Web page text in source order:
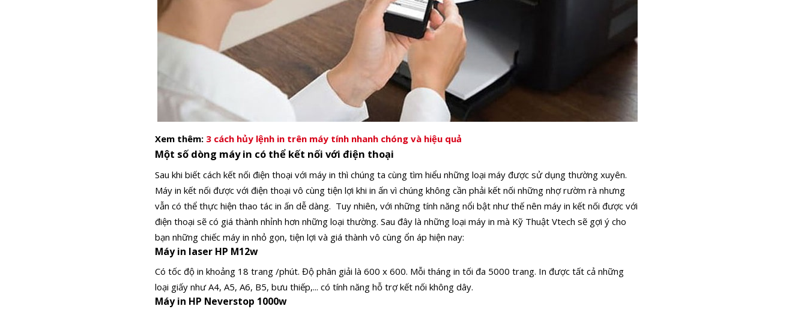
Xem thêm: 3 cách hủy lệnh in trên máy tính nhanh chóng và hiệu quả
Một số dòng máy in có thể kết nối với điện thoại
Sau khi biết cách kết nối điện thoại với máy in thì chúng ta cùng tìm hiểu những loại máy được sử dụng thường xuyên.
Máy in kết nối được với điện thoại vô cùng tiện lợi khi in ấn vì chúng không cần phải kết nối những nhợ rườm rà nhưng
vẫn có thể thực hiện thao tác in ấn dễ dàng. Tuy nhiên, với những tính năng nổi bật như thế nên máy in kết nối được với
điện thoại sẽ có giá thành nhỉnh hơn những loại thường. Sau đây là những loại máy in mà Kỹ Thuật Vtech sẽ gợi ý cho
bạn những chiếc máy in nhỏ gọn, tiện lợi và giá thành vô cùng ổn áp hiện nay:
Máy in laser HP M12w
Có tốc độ in khoảng 18 trang /phút. Độ phân giải là 600 x 600. Mỗi tháng in tối đa 5000 trang. In được tất cả những
loại giấy như A4, A5, A6, B5, bưu thiếp,... có tính năng hỗ trợ kết nối không dây.
Máy in HP Neverstop 1000w